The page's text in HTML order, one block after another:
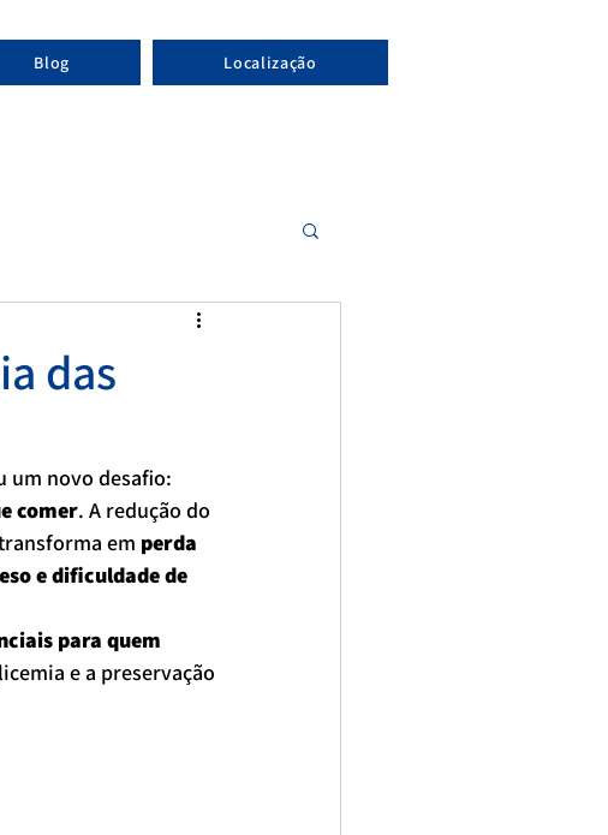
Blog Localização
das
um novo desafio:
comer. A redução do
em perda
e dificuldade de
para quem
e a preservação